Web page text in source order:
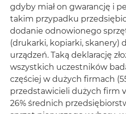
gdyby miał on gwarancję i
takim przypadku
dodanie odnowionego
(drukarki, kopiarki, skanery)
urządzeń. Taką deklarację
wszystkich uczestników
częściej w dużych firmach
przedstawicieli dużych firm
26% średnich